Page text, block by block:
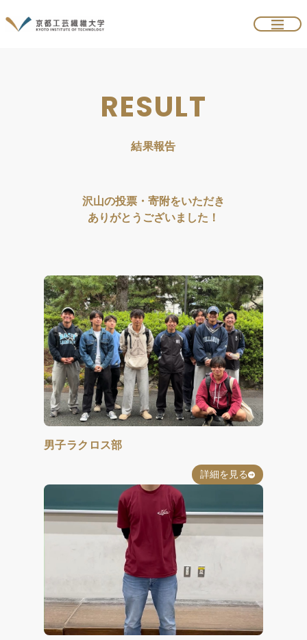
RESULT
結果報告
沢山の投票・寄附をいただき
ありがとうございました！
男子ラクロス部
詳細を見る